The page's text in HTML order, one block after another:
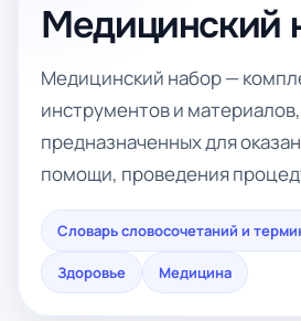
Медицинский
Медицинский набор —
инструментов и материалов,
предназначенных для
помощи, проведения
Словарь словосочетаний и
Здоровье Медицина